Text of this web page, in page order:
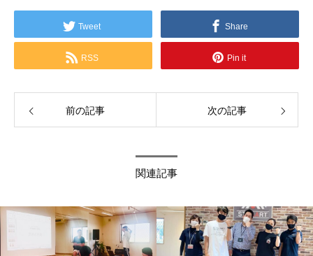
Tweet Share
RSS Pin it
前の記事 次の記事
関連記事